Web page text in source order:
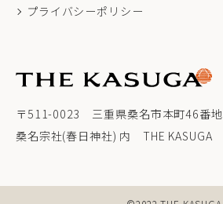
〒511-0023 三重県桑名市本町46番地
桑名宗社(春日神社) 内 THE KASUGA
プライバシーポリシー